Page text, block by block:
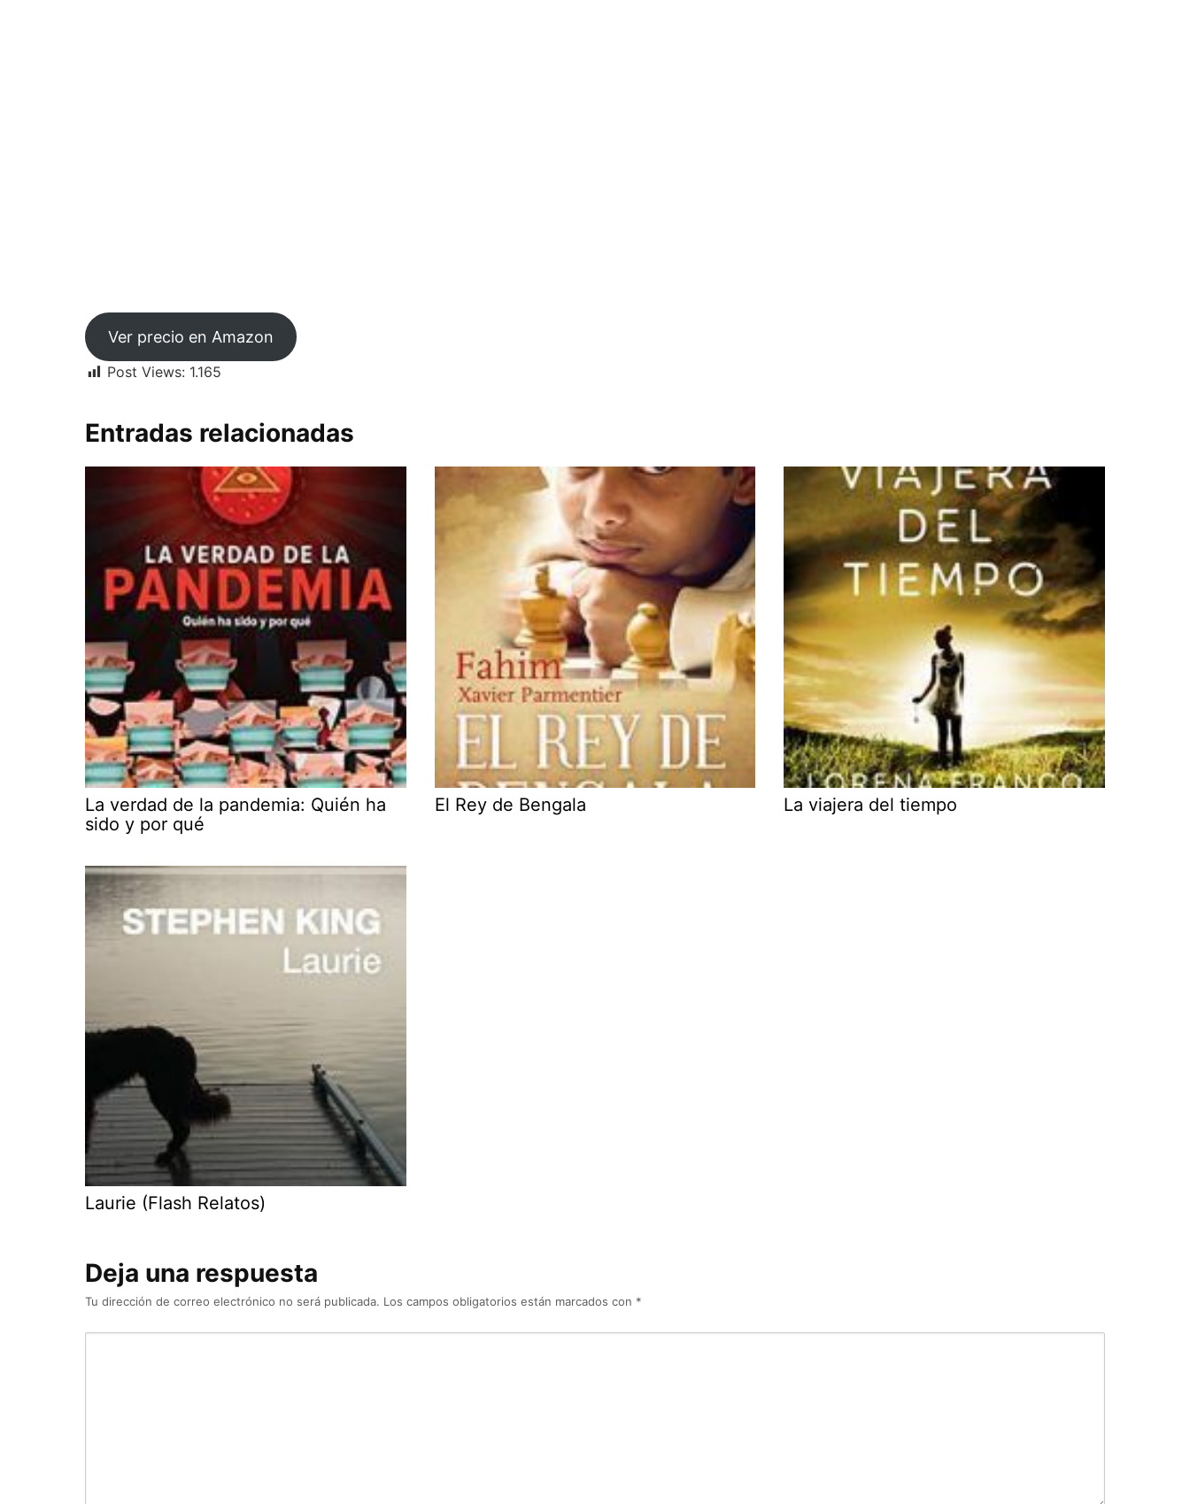
Ver precio en Amazon
Post Views: 1.165
Entradas relacionadas
La verdad de la pandemia: Quién ha
sido y por qué
El Rey de Bengala La viajera del tiempo
Laurie (Flash Relatos)
Deja una respuesta
Tu dirección de correo electrónico no será publicada. Los campos obligatorios están marcados con *